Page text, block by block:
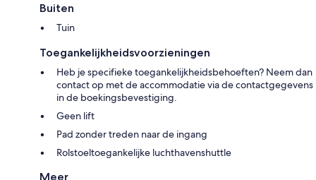
Buiten
Tuin
Toegankelijkheidsvoorzieningen
Heb je specifieke toegankelijkheidsbehoeften? Neem dan
contact op met de accommodatie via de contactgegevens
in de boekingsbevestiging.
Geen lift
Pad zonder treden naar de ingang
Rolstoeltoegankelijke luchthavenshuttle
Meer